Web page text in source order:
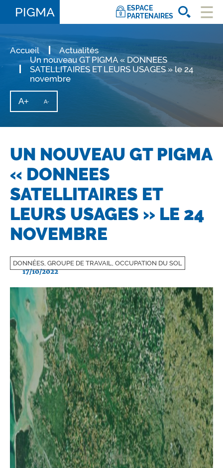
PIGMA
ESPACE
PARTENAIRES
Accueil
Actualités
Un nouveau GT PIGMA « DONNEES
SATELLITAIRES ET LEURS USAGES » le 24
novembre
A+ Augmenter
la
du
A-
taille
UN NOUVEAU GT PIGMA
« DONNEES
SATELLITAIRES ET
LEURS USAGES » LE 24
NOVEMBRE
DONNÉES, GROUPE DE TRAVAIL, OCCUPATION DU SOL
17/10/2022